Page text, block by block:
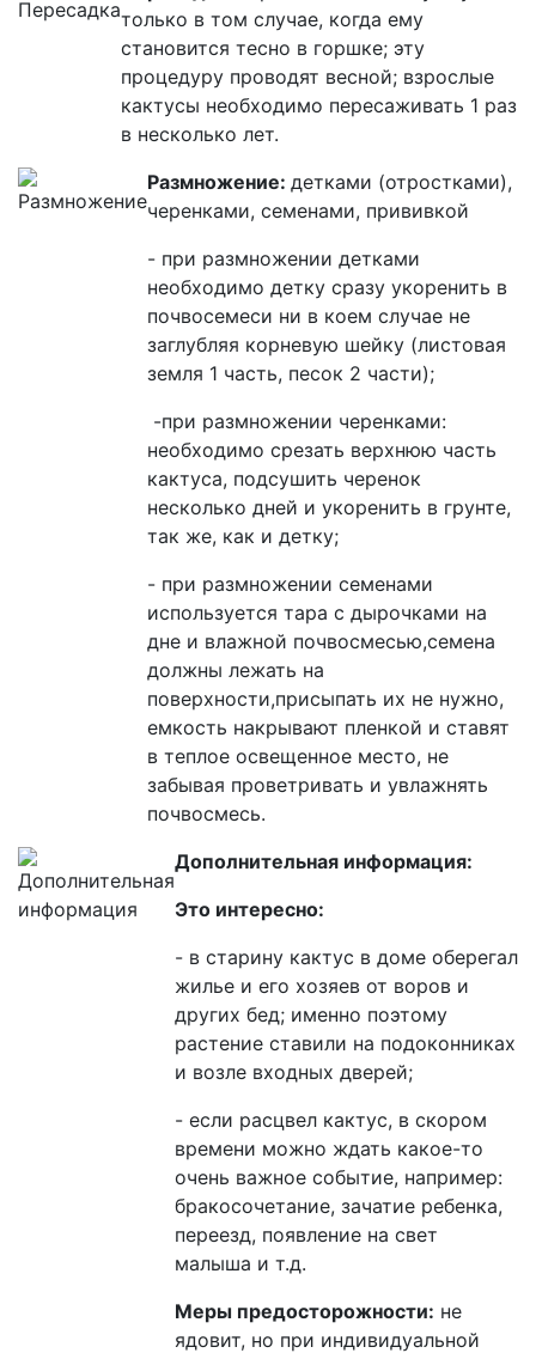
только в том случае, когда ему
становится тесно в горшке; эту
процедуру проводят весной; взрослые
кактусы необходимо пересаживать 1 раз
в несколько лет.
Размножение: детками (отростками),
черенками, семенами, прививкой
- при размножении детками
необходимо детку сразу укоренить в
почвосемеси ни в коем случае не
заглубляя корневую шейку (листовая
земля 1 часть, песок 2 части);
-при размножении черенками:
необходимо срезать верхнюю часть
кактуса, подсушить черенок
несколько дней и укоренить в грунте,
так же, как и детку;
- при размножении семенами
используется тара с дырочками на
дне и влажной почвосмесью,семена
должны лежать на
поверхности,присыпать их не нужно,
емкость накрывают пленкой и ставят
в теплое освещенное место, не
забывая проветривать и увлажнять
почвосмесь.
Дополнительная информация:
Это интересно:
- в старину кактус в доме оберегал
жилье и его хозяев от воров и
других бед; именно поэтому
растение ставили на подоконниках
и возле входных дверей;
- если расцвел кактус, в скором
времени можно ждать какое-то
очень важное событие, например:
бракосочетание, зачатие ребенка,
переезд, появление на свет
малыша и т.д.
Меры предосторожности: не
ядовит, но при индивидуальной